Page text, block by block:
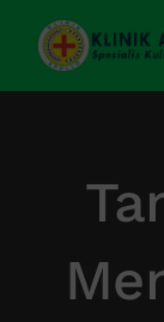
Skip
content
Layanan Kami
Tentang Kami